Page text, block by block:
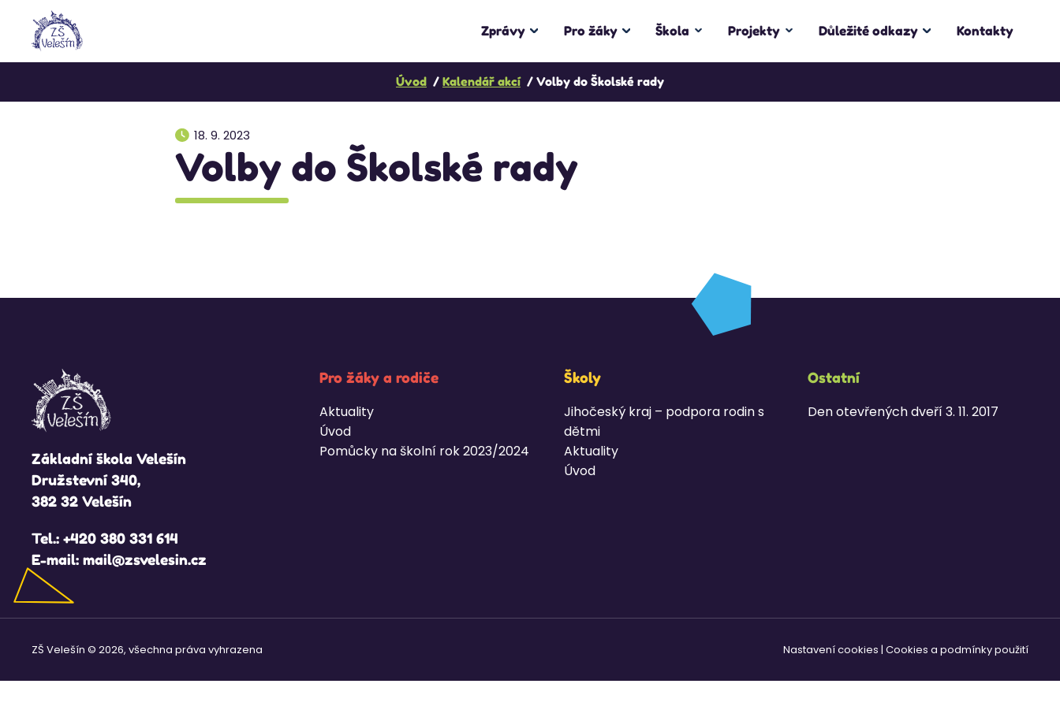
Zprávy Pro žáky Škola Projekty Důležité odkazy Kontakty
Úvod Kalendář akcí Volby do Školské rady
18. 9. 2023
Volby do Školské rady
Základní škola Velešín
Družstevní 340,
382 32 Velešín
Tel.: +420 380 331 614
E-mail: mail@zsvelesin.cz
Pro žáky a rodiče
Aktuality
Úvod
Pomůcky na školní rok 2023/2024
Školy
Jihočeský kraj – podpora rodin s
dětmi
Aktuality
Úvod
Ostatní
Den otevřených dveří 3. 11. 2017
ZŠ Velešín © 2026, všechna práva vyhrazena Nastavení cookies | Cookies a podmínky použití